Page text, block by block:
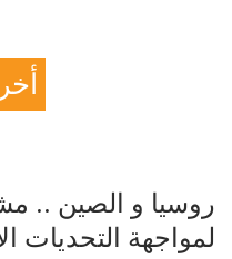
روسيا و الصين ..
لمواجهة التحديات